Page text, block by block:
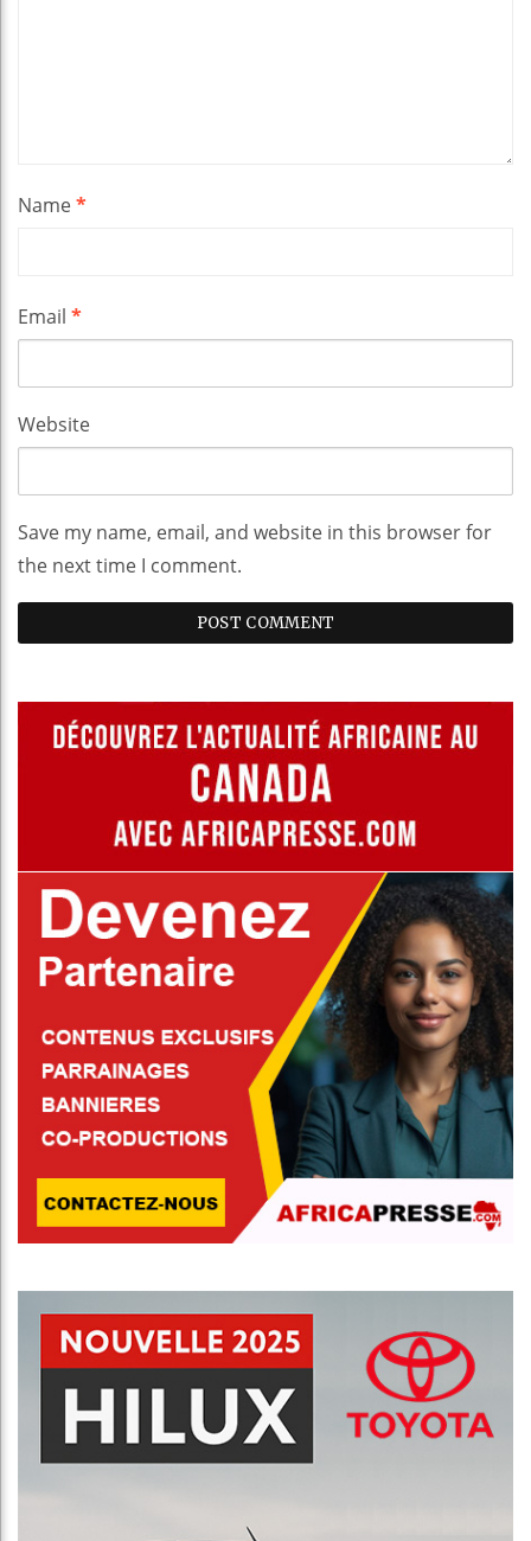
Name*
Email *
Website
Save my name, email, and website in this browser for
the next time I comment.